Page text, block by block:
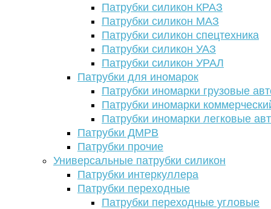
Патрубки силикон КРАЗ
Патрубки силикон МАЗ
Патрубки силикон спецтехника
Патрубки силикон УАЗ
Патрубки силикон УРАЛ
Патрубки для иномарок
Патрубки иномарки грузовые
Патрубки иномарки
Патрубки иномарки легковые
Патрубки ДМРВ
Патрубки прочие
Универсальные патрубки силикон
Патрубки интеркуллера
Патрубки переходные
Патрубки переходные угловые